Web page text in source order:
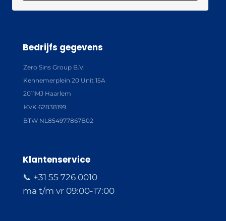
Bedrijfs gegevens
Zero Sins Group B.V.
Kennemerplein 20 Unit 15A
2011MJ Haarlem
KVK 62838199
BTW NL854977867B02
Klantenservice
📞 +31 55 726 0010
ma t/m vr 09:00-17:00